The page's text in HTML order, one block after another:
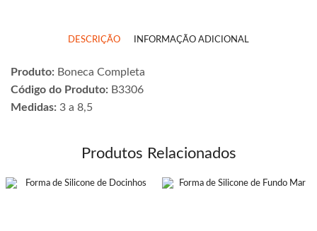
DESCRIÇÃO INFORMAÇÃO ADICIONAL
Produto: Boneca Completa
Código do Produto: B3306
Medidas: 3 a 8,5
Produtos Relacionados